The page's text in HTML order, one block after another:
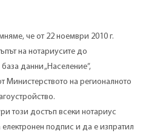
че от 22 ноември 2010 г.
на нотариусите до
данни „Население”,
Министерството на регионалното
този достъп всеки нотариус
подпис и да е изпратил